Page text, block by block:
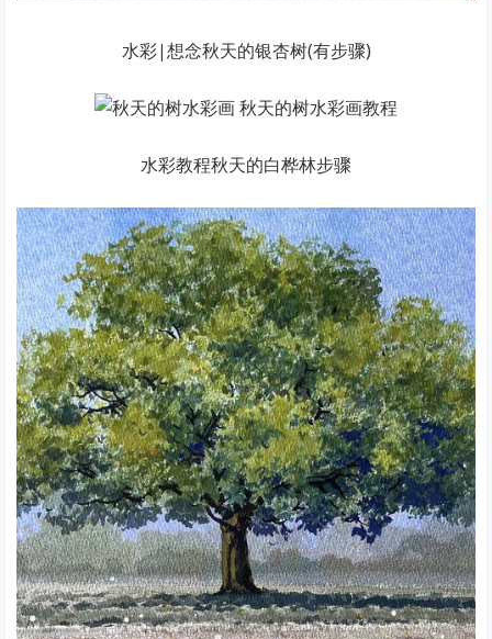
水彩|想念秋天的银杏树(有步骤)
水彩教程秋天的白桦林步骤